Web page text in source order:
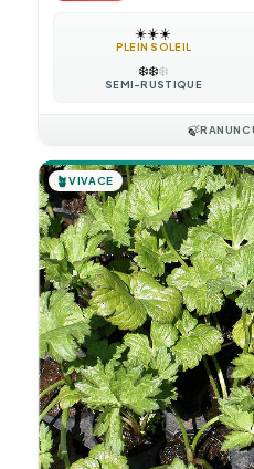
☀️☀️☀️
PLEIN SOLEIL
❄️❄️❄️
SEMI-RUSTIQUE
🍃
🪴VIVACE